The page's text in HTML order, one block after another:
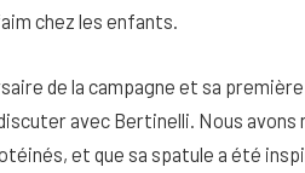
chez les enfants.
de la campagne et sa
avec Bertinelli. Nous avons
et que sa spatule a été